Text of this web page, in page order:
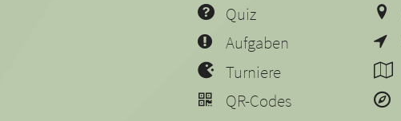
Quiz
Aufgaben
Turniere
QR-Codes